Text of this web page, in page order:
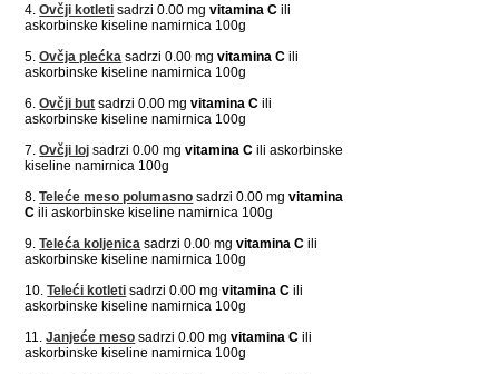
4.Ovčji kotleti sadrzi 0.00 mgvitamina C ili
askorbinske kiseline namirnica 100g
5.Ovčja plećka sadrzi 0.00 mgvitamina C ili
askorbinske kiseline namirnica 100g
6.Ovčji but sadrzi 0.00 mgvitamina C ili
askorbinske kiseline namirnica 100g
7.Ovčji loj sadrzi 0.00 mgvitamina C ili askorbinske
kiseline namirnica 100g
8.Teleće meso polumasno sadrzi 0.00 mgvitamina
C ili askorbinske kiseline namirnica 100g
9.Teleća koljenica sadrzi 0.00 mgvitamina C ili
askorbinske kiseline namirnica 100g
10.Teleći kotleti sadrzi 0.00 mgvitamina C ili
askorbinske kiseline namirnica 100g
11.Janjeće meso sadrzi 0.00 mgvitamina C ili
askorbinske kiseline namirnica 100g